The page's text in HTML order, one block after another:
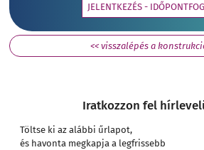
JELENTKEZÉS -
<< visszalépés a
Iratkozzon fel
Töltse ki az alábbi űrlapot,
és havonta megkapja a legfrissebb